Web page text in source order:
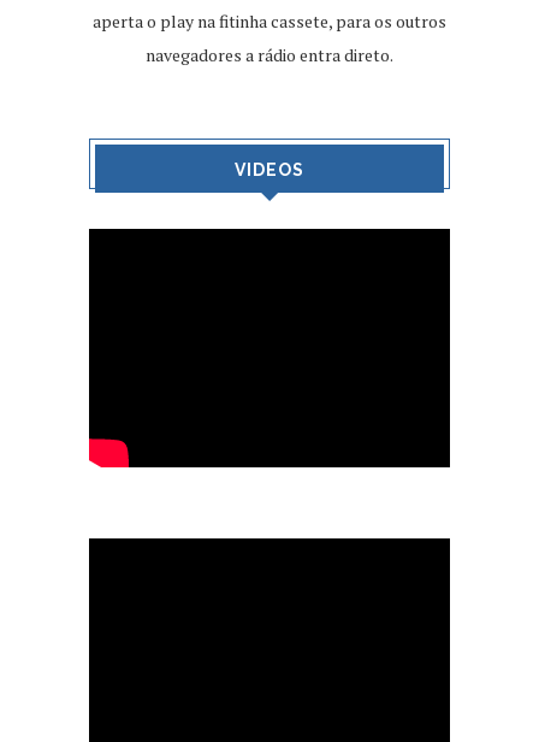
aperta o play na fitinha cassete, para os outros
navegadores a rádio entra direto.
VIDEOS